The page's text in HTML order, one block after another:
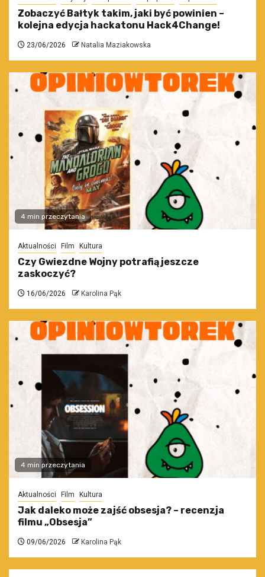
Zobaczyć Bałtyk takim, jaki być powinien –
kolejna edycja hackatonu Hack4Change!
23/06/2026 Natalia Maziakowska
4 min przeczytania
Aktualności Film Kultura
Czy Gwiezdne Wojny potrafią jeszcze
zaskoczyć?
16/06/2026 Karolina Pąk
4 min przeczytania
Aktualności Film Kultura
Jak daleko może zajść obsesja? – recenzja
filmu „Obsesja”
09/06/2026 Karolina Pąk